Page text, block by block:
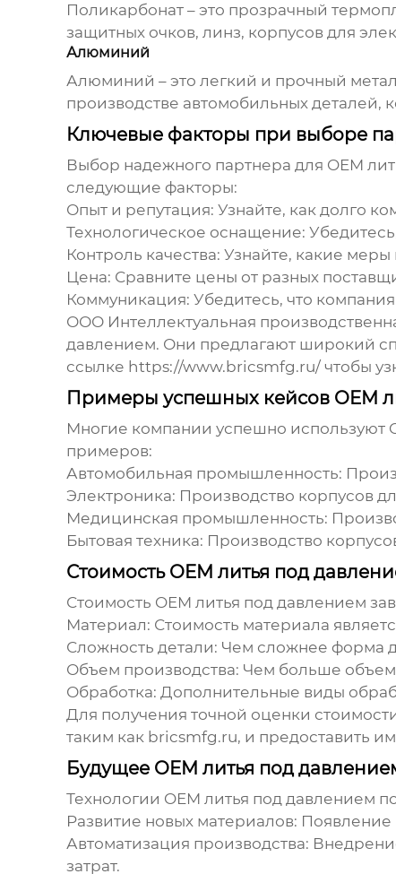
Поликарбонат – это прозрачный
защитных очков, линз, корпусов для
Алюминий
Алюминий – это легкий и прочный
производстве автомобильных
Ключевые факторы при выборе
Выбор надежного партнера для OEM
следующие факторы:
Опыт и репутация: Узнайте, как долго
Технологическое оснащение:
Контроль качества: Узнайте, какие
Цена: Сравните цены от разных
Коммуникация: Убедитесь, что
ООО Интеллектуальная
давлением. Они предлагают широкий
ссылке https://www.bricsmfg.ru/чтобы
Примеры успешных кейсов OEM
Многие компании успешно используют
примеров:
Автомобильная промышленность:
Электроника: Производство корпусов
Медицинская промышленность:
Бытовая техника: Производство
Стоимость OEM литья под
Стоимость OEM литья под давлением
Материал: Стоимость материала
Сложность детали: Чем сложнее форма
Объем производства: Чем больше объем
Обработка: Дополнительные виды
Для получения точной оценки
таким как bricsmfg.ru, и предоставить
Будущее OEM литья под
Технологии OEM литья под давлением
Развитие новых материалов: Появление
Автоматизация производства:
затрат.